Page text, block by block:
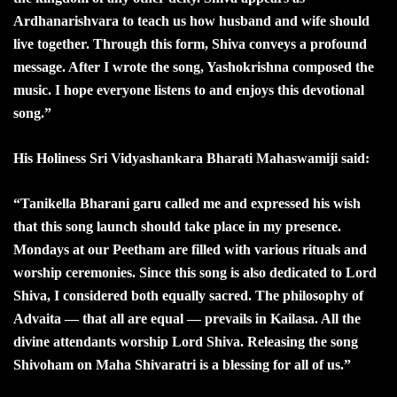
Ardhanarishvara to teach us how husband and wife should
live together. Through this form, Shiva conveys a profound
message. After I wrote the song, Yashokrishna composed the
music. I hope everyone listens to and enjoys this devotional
song.”
His Holiness Sri Vidyashankara Bharati Mahaswamiji said:
“Tanikella Bharani garu called me and expressed his wish
that this song launch should take place in my presence.
Mondays at our Peetham are filled with various rituals and
worship ceremonies. Since this song is also dedicated to Lord
Shiva, I considered both equally sacred. The philosophy of
Advaita — that all are equal — prevails in Kailasa. All the
divine attendants worship Lord Shiva. Releasing the song
Shivoham on Maha Shivaratri is a blessing for all of us.”